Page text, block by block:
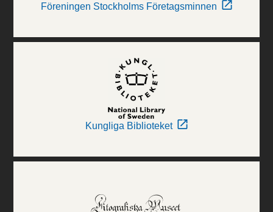
Föreningen Stockholms Företagsminnen
Kungliga Biblioteket